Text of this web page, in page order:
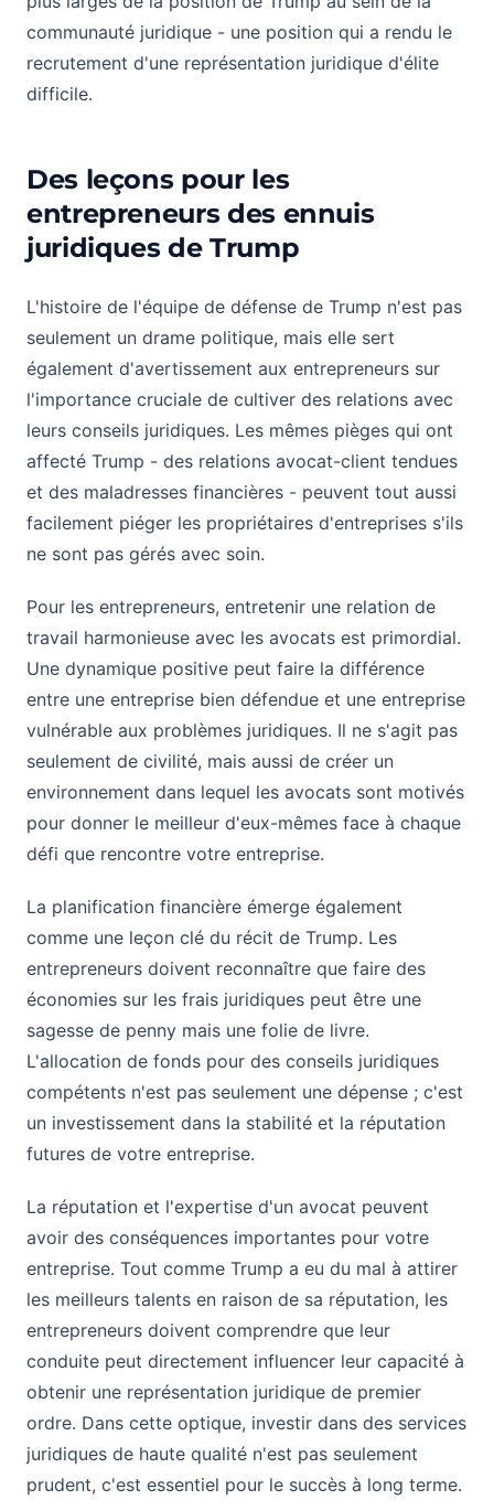
communauté juridique - une position qui a rendu le
recrutement d'une représentation juridique d'élite
difficile.
Des leçons pour les
entrepreneurs des ennuis
juridiques de Trump
L'histoire de l'équipe de défense de Trump n'est pas
seulement un drame politique, mais elle sert
également d'avertissement aux entrepreneurs sur
l'importance cruciale de cultiver des relations avec
leurs conseils juridiques. Les mêmes pièges qui ont
affecté Trump - des relations avocat-client tendues
et des maladresses financières - peuvent tout aussi
facilement piéger les propriétaires d'entreprises s'ils
ne sont pas gérés avec soin.
Pour les entrepreneurs, entretenir une relation de
travail harmonieuse avec les avocats est primordial.
Une dynamique positive peut faire la différence
entre une entreprise bien défendue et une entreprise
vulnérable aux problèmes juridiques. Il ne s'agit pas
seulement de civilité, mais aussi de créer un
environnement dans lequel les avocats sont motivés
pour donner le meilleur d'eux-mêmes face à chaque
défi que rencontre votre entreprise.
La planification financière émerge également
comme une leçon clé du récit de Trump. Les
entrepreneurs doivent reconnaître que faire des
économies sur les frais juridiques peut être une
sagesse de penny mais une folie de livre.
L'allocation de fonds pour des conseils juridiques
compétents n'est pas seulement une dépense ; c'est
un investissement dans la stabilité et la réputation
futures de votre entreprise.
La réputation et l'expertise d'un avocat peuvent
avoir des conséquences importantes pour votre
entreprise. Tout comme Trump a eu du mal à attirer
les meilleurs talents en raison de sa réputation, les
entrepreneurs doivent comprendre que leur
conduite peut directement influencer leur capacité à
obtenir une représentation juridique de premier
ordre. Dans cette optique, investir dans des services
juridiques de haute qualité n'est pas seulement
prudent, c'est essentiel pour le succès à long terme.